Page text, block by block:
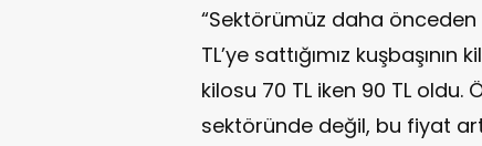
“Sektörümüz daha önceden
TL’ye sattığımız
kilosu 70 TL iken 90 TL
sektöründe değil, bu fiyat